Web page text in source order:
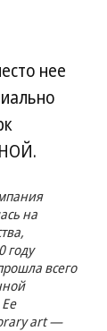
нее
на
году
всего
art —